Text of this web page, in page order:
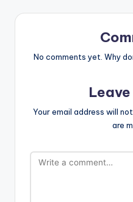
No comments yet. Why
Your email address will
are